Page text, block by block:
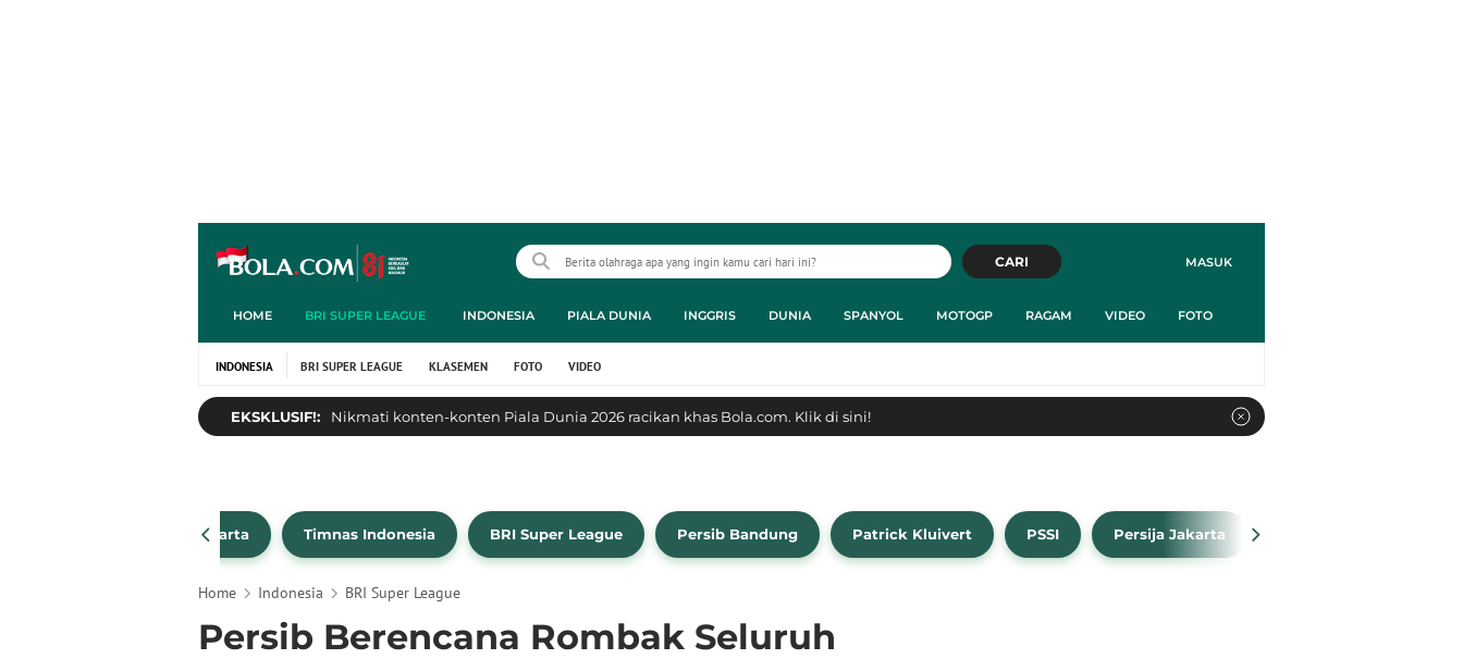
MASUK
CARI
HOME BRI SUPER LEAGUE INDONESIA PIALA DUNIA INGGRIS DUNIA SPANYOL MOTOGP RAGAM VIDEO FOTO
INDONESIA BRI SUPER LEAGUE KLASEMEN FOTO VIDEO
EKSKLUSIF!: Nikmati konten-konten Piala Dunia 2026 racikan khas Bola.com. Klik di sini!
Persija Jakarta Timnas Indonesia BRI Super League Persib Bandung Patrick Kluivert PSSI Persija Jakarta
Home Indonesia BRI Super League
Persib Berencana Rombak Seluruh